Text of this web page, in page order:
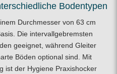
Bodentypen
Durchmesser von 63 cm
Die intervallgebremsten
geeignet, während Gleiter
Böden optional sind. Mit
ist der Hygiene Praxishocker